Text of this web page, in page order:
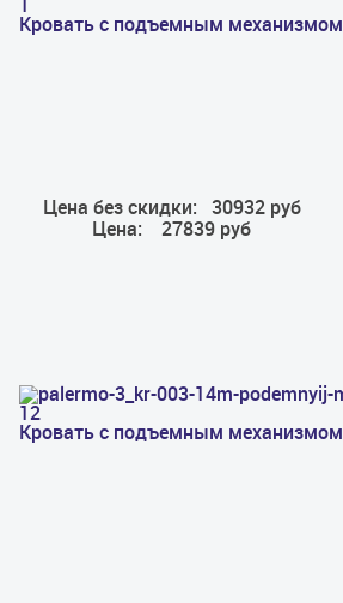
Кровать с подъемным
Цена без скидки:
30932 руб
Цена:
27839 руб
Кровать с подъемным